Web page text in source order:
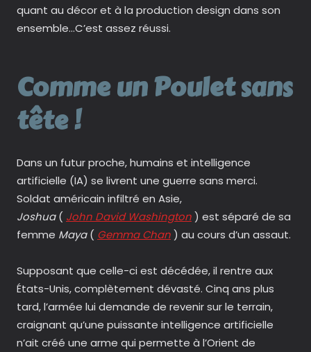
quant au décor et à la production design dans son
ensemble…C’est assez réussi.
Comme un Poulet sans
tête !
Dans un futur proche, humains et intelligence
artificielle (IA) se livrent une guerre sans merci.
Soldat américain infiltré en Asie,
Joshua( John David Washington) est séparé de sa
femme Maya( Gemma Chan) au cours d’un assaut.
Supposant que celle-ci est décédée, il rentre aux
États-Unis, complètement dévasté. Cinq ans plus
tard, l’armée lui demande de revenir sur le terrain,
craignant qu’une puissante intelligence artificielle
n’ait créé une arme qui permette à l’Orient de